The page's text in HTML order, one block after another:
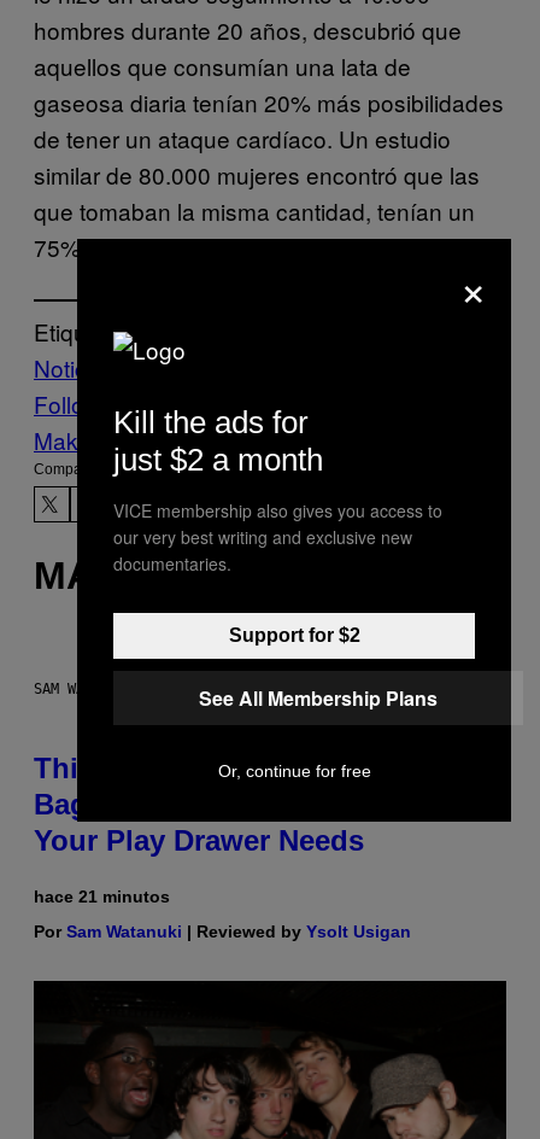
hombres durante 20 años, descubrió que
aquellos que consumían una lata de
gaseosa diaria tenían 20% más posibilidades
de tener un ataque cardíaco. Un estudio
similar de 80.000 mujeres encontró que las
que tomaban la misma cantidad, tenían un
75% más de probabilidad de desarrollar gota.
Etiquetado:
Noticias
Follow Us On Discover
Make Us Preferred In Top Stories
Compartir:
MÁS DE LO MISMO
SAM WATANUKI FOR VICE
This Discreet Lockable Sex Toy
Bag Is the Nightstand Upgrade
Your Play Drawer Needs
hace 21 minutos
PorSam Watanuki | Reviewed by Ysolt Usigan
×
Kill the ads for
just $2 a month
VICE membership also gives you access to
our very best writing and exclusive new
documentaries.
Support for $2
See All Membership Plans
Or, continue for free